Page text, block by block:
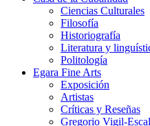
Ciencias Culturales
Filosofía
Historiografía
Literatura y
Politología
Egara Fine Arts
Exposición
Artistas
Críticas y Reseñas
Gregorio Vigil-